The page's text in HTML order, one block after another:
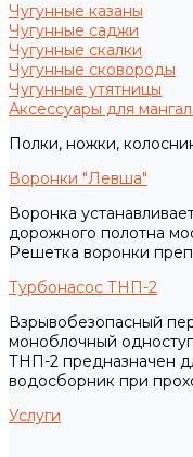
Чугунные казаны
Чугунные саджи
Чугунные скалки
Чугунные сковороды
Чугунные утятницы
Аксессуары для
Полки, ножки,
Воронки "Левша"
Воронка
дорожного полотна
Решетка воронки
Турбонасос ТНП-2
Взрывобезопасный
моноблочный
ТНП-2 предназначен
водосборник при
Услуги